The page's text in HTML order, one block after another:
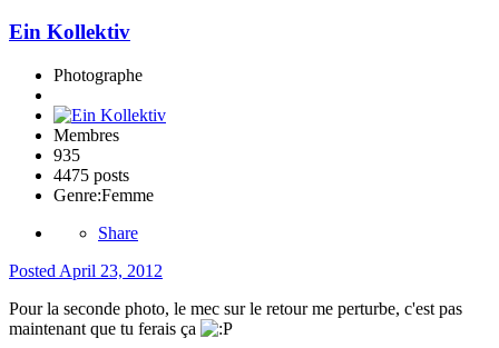
Ein Kollektiv
Photographe
Membres
935
4475 posts
Genre:Femme
Share
Posted April 23, 2012
Pour la seconde photo, le mec sur le retour me perturbe, c'est pas
maintenant que tu ferais ça